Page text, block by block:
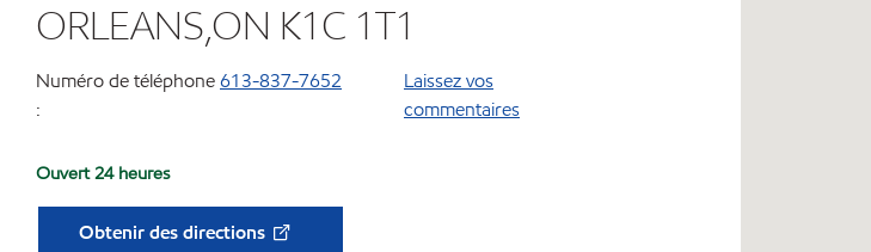
ORLEANS,ON K1C 1T1
Numéro de téléphone
:
613-837-7652
Laissez vos
commentaires
Ouvert 24 heures
Obtenir des directions